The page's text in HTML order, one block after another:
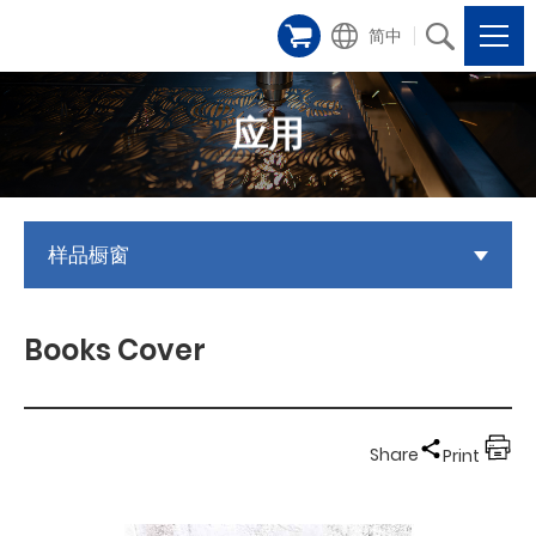
简中
应用
样品橱窗
Books Cover
Share Print